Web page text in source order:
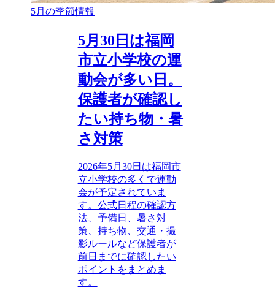
5月の季節情報
5月30日は福岡
市立小学校の運
動会が多い日。
保護者が確認し
たい持ち物・暑
さ対策
2026年5月30日は福岡市
立小学校の多くで運動
会が予定されていま
す。公式日程の確認方
法、予備日、暑さ対
策、持ち物、交通・撮
影ルールなど保護者が
前日までに確認したい
ポイントをまとめま
す。